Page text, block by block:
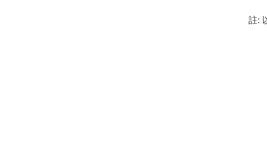
註: